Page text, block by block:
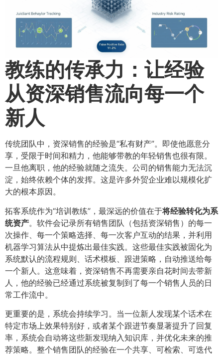
教练的传承力：让经验
从资深销售流向每一个
新人
传统团队中，资深销售的经验是“私有财产”。即使他愿意分
享，受限于时间和精力，他能够带教的年轻销售也很有限。
一旦他离职，他的经验就随之流失。公司的销售能力无法沉
淀，始终依赖个体的发挥。这是许多外贸企业难以规模化扩
大的根本原因。
拓客系统作为“培训教练”，最深远的价值在于将经验转化为系
统资产​。软件会记录所有销售团队（包括资深销售）的每一
次操作、每一个策略选择、每一次客户互动的结果，并利用
机器学习算法从中提炼出最佳实践。这些最佳实践被固化为
系统默认的流程规则、话术模板、跟进策略，自动推送给每
一个新人。这意味着，资深销售不再需要亲自花时间去带新
人，他的经验已经通过系统被复制到了每一个销售人员的日
常工作流中。
更重要的是，系统会持续学习。当一位新人发现某个话术在
特定市场上效果特别好，或者某个跟进节奏显著提升了回复
率，系统会自动将这些新发现纳入知识库，并优化未来的推
荐策略。整个销售团队的经验在一个共享、可检索、可迭代